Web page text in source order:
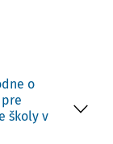
o
školy v